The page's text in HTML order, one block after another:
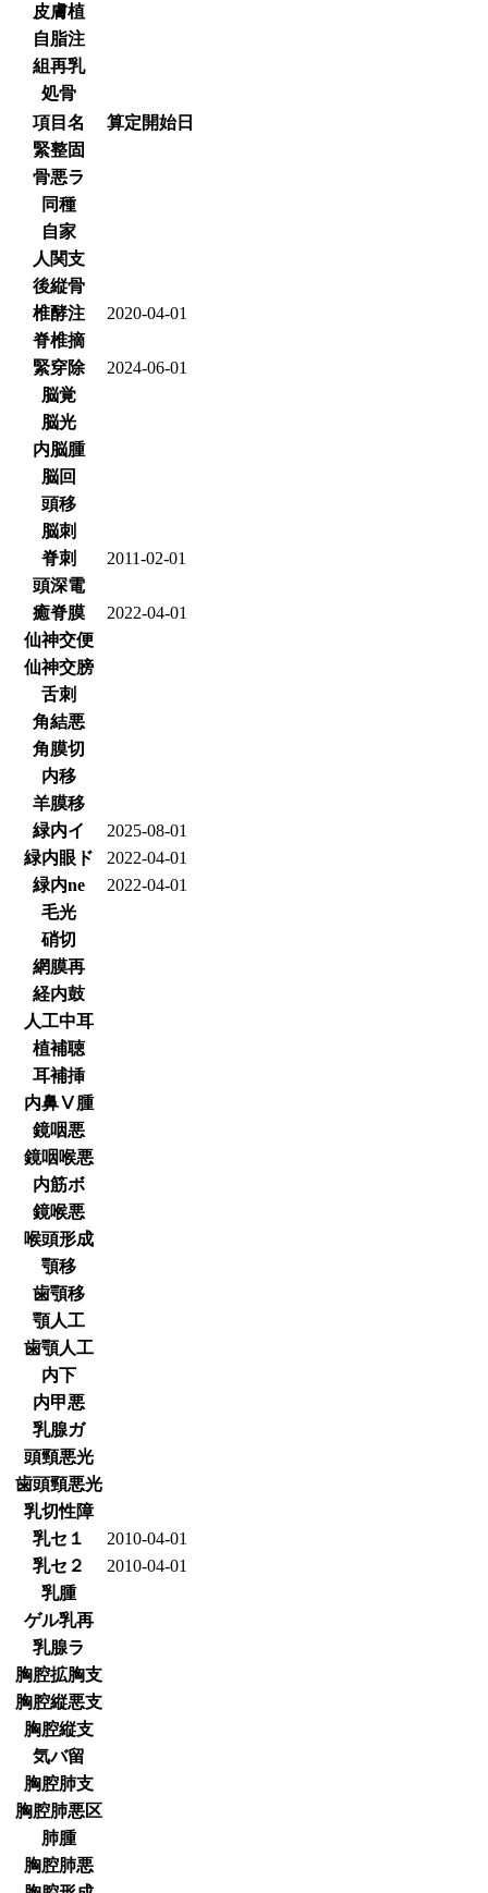
皮膚植
自脂注
組再乳
処骨
項目名
算定開始日
緊整固
骨悪ラ
同種
自家
人関支
後縦骨
椎酵注
2020-04-01
脊椎摘
緊穿除
2024-06-01
脳覚
脳光
内脳腫
脳回
頭移
脳刺
脊刺
2011-02-01
頭深電
癒脊膜
2022-04-01
仙神交便
仙神交膀
舌刺
角結悪
角膜切
内移
羊膜移
緑内イ
2025-08-01
緑内眼ド
2022-04-01
緑内ne
2022-04-01
毛光
硝切
網膜再
経内鼓
人工中耳
植補聴
耳補挿
内鼻Ⅴ腫
鏡咽悪
鏡咽喉悪
内筋ボ
鏡喉悪
喉頭形成
顎移
歯顎移
顎人工
歯顎人工
内下
内甲悪
乳腺ガ
頭頸悪光
歯頭頸悪光
乳切性障
乳セ１
2010-04-01
乳セ２
2010-04-01
乳腫
ゲル乳再
乳腺ラ
胸腔拡胸支
胸腔縦悪支
胸腔縦支
気バ留
胸腔肺支
胸腔肺悪区
肺腫
胸腔肺悪